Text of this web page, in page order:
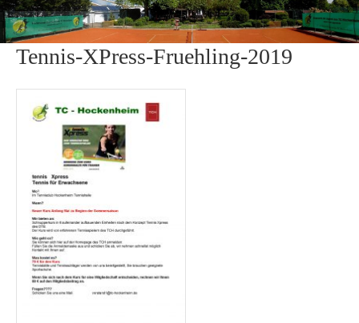
Tennis-XPress-Fruehling-2019